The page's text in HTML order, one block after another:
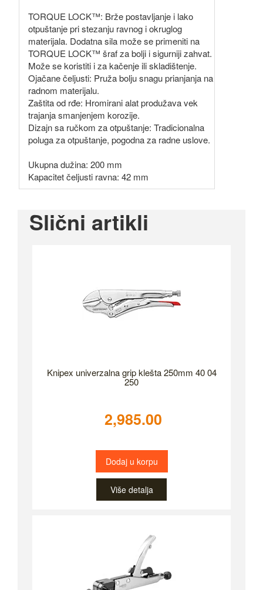
TORQUE LOCK™: Brže postavljanje i lako
otpuštanje pri stezanju ravnog i okruglog
materijala. Dodatna sila može se primeniti na
TORQUE LOCK™ šraf za bolji i sigurniji zahvat.
Može se koristiti i za kačenje ili skladištenje.
Ojačane čeljusti: Pruža bolju snagu prianjanja na
radnom materijalu.
Zaštita od rđe: Hromirani alat produžava vek
trajanja smanjenjem korozije.
Dizajn sa ručkom za otpuštanje: Tradicionalna
poluga za otpuštanje, pogodna za radne uslove.
Ukupna dužina: 200 mm
Kapacitet čeljusti ravna: 42 mm
Slični artikli
Knipex univerzalna grip klešta 250mm 40 04
250
2,985.00
Dodaj u korpu
Više detalja